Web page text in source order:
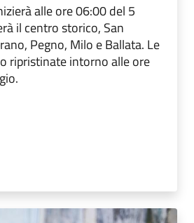
alle ore 06:00 del 5
il centro storico, San
Pegno, Milo e Ballata. Le
ripristinate intorno alle ore